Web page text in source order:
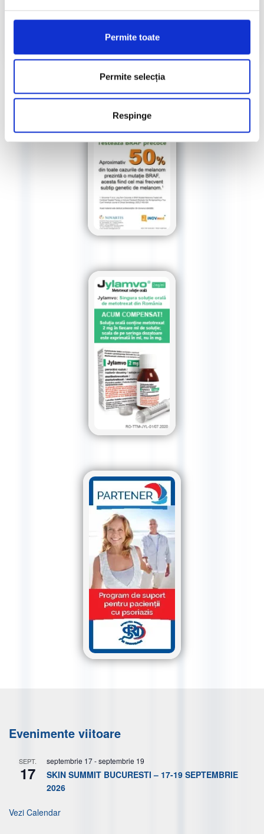
Permite toate
Permite selecția
Respinge
Evenimente viitoare
SEPT.
17
septembrie 17-septembrie 19
SKIN SUMMIT BUCURESTI – 17-19 SEPTEMBRIE
2026
Vezi Calendar